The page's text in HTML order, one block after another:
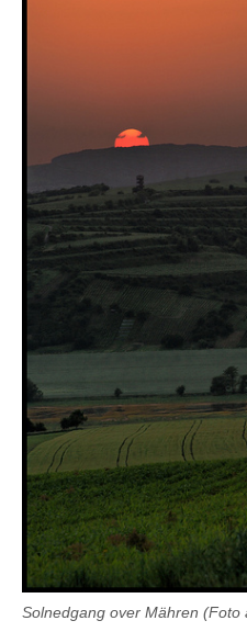
Solnedgang over Mähren (Foto